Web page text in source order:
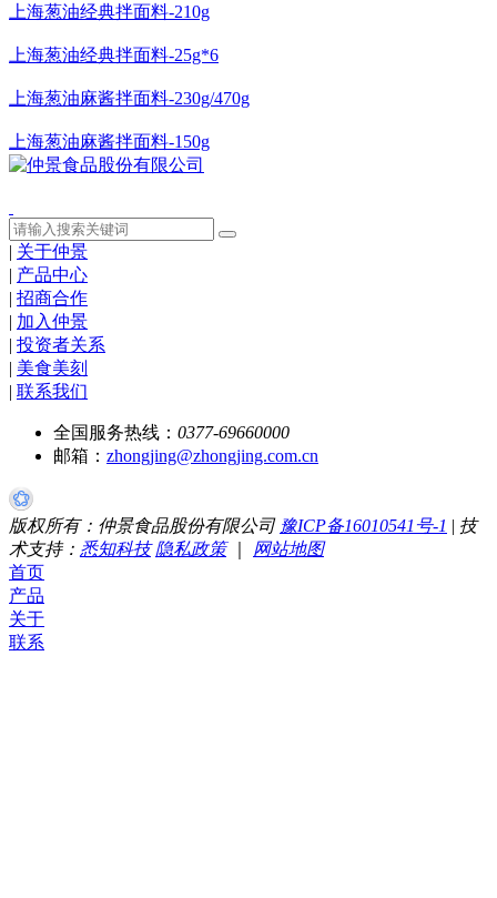
上海葱油经典拌面料-210g
上海葱油经典拌面料-25g*6
上海葱油麻酱拌面料-230g/470g
上海葱油麻酱拌面料-150g
| 关于仲景
| 产品中心
| 招商合作
| 加入仲景
| 投资者关系
| 美食美刻
| 联系我们
全国服务热线： 0377-69660000
邮箱： zhongjing@zhongjing.com.cn
版权所有：仲景食品股份有限公司 豫ICP备16010541号-1 | 技
术支持： 悉知科技 隐私政策
网站地图
首页
产品
关于
联系